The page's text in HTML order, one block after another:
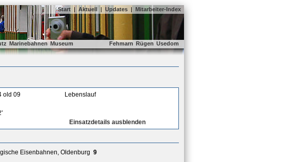
Start | Aktuell | Updates | Mitarbeiter-Index
Marinebahnen Museum Fehmarn Rügen Usedom
old 09
Lebenslauf
Einsatzdetails ausblenden
Eisenbahnen, Oldenburg 9